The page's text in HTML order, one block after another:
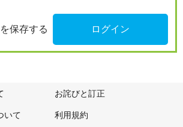
保存する
お詫びと訂正
いて 利用規約